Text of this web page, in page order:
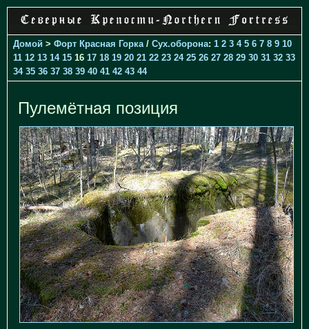
Домой > Форт Красная Горка / Cух.оборона: 1 2 3 4 5 6 7 8 9 10
11 12 13 14 15 16 17 18 19 20 21 22 23 24 25 26 27 28 29 30 31 32 33
34 35 36 37 38 39 40 41 42 43 44
Пулемётная позиция